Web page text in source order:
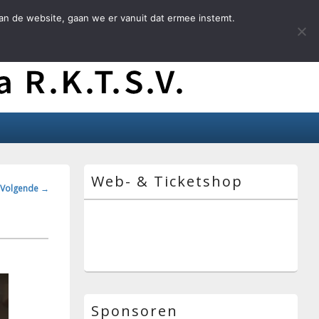
Volgende →
zijbalk
widget
Web- & Ticketshop
Sponsoren
de website, gaan we er vanuit dat ermee instemt.